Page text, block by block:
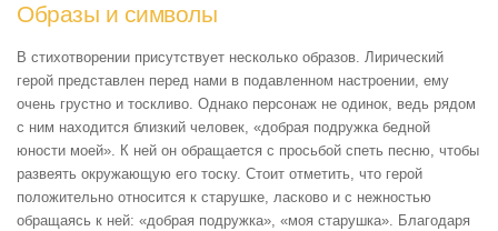
Образы и символы
В стихотворении присутствует несколько образов. Лирический
герой представлен перед нами в подавленном настроении, ему
очень грустно и тоскливо. Однако персонаж не одинок, ведь рядом
с ним находится близкий человек, «добрая подружка бедной
юности моей». К ней он обращается с просьбой спеть песню, чтобы
развеять окружающую его тоску. Стоит отметить, что герой
положительно относится к старушке, ласково и с нежностью
обращаясь к ней: «добрая подружка», «моя старушка». Благодаря